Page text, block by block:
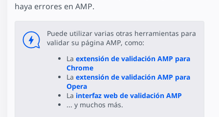
haya errores en AMP.
Puede utilizar varias otras herramientas para
validar su página AMP, como:
La extensión de validación AMP para
Chrome
La extensión de validación AMP para
Opera
La interfaz web de validación AMP
... y muchos más.